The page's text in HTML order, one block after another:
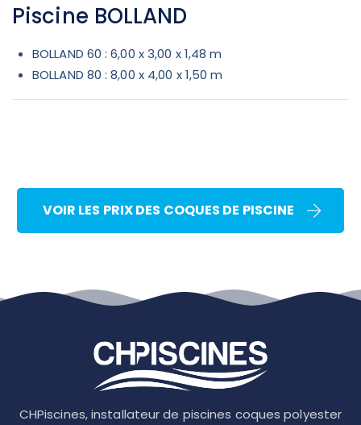
Piscine BOLLAND
BOLLAND 60 : 6,00 x 3,00 x 1,48 m
BOLLAND 80 : 8,00 x 4,00 x 1,50 m
VOIR LES PRIX DES COQUES DE PISCINE
CHPiscines, installateur de piscines coques polyester